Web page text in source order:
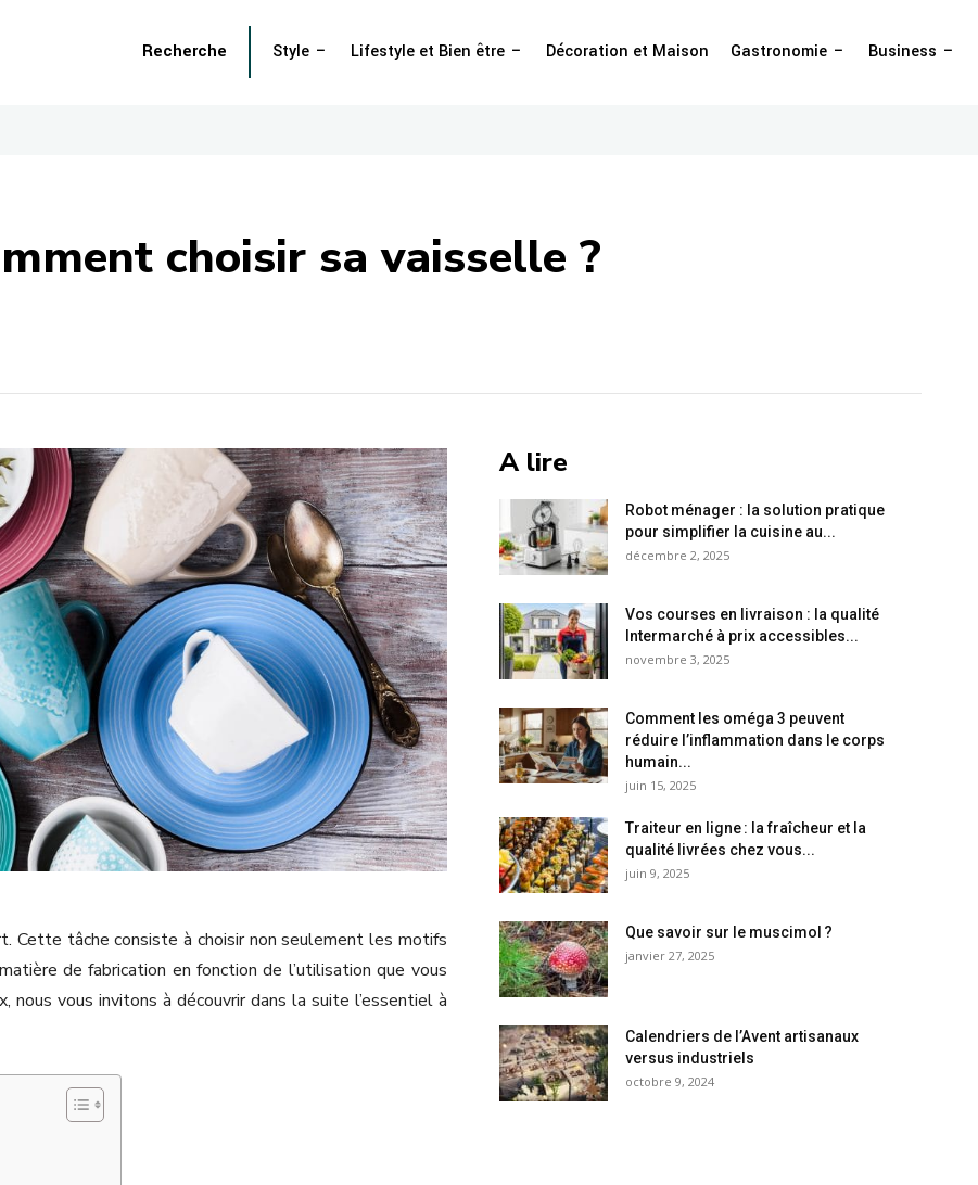
Style Lifestyle et Bien être Décoration et Maison Gastronomie Business
Recherche
choisir sa vaisselle ?
Cette tâche consiste à choisir non seulement les motifs
de fabrication en fonction de l’utilisation que vous
nous vous invitons à découvrir dans la suite l’essentiel à
A lire
Robot ménager : la solution pratique
pour simplifier la cuisine au...
décembre 2, 2025
Vos courses en livraison : la qualité
Intermarché à prix accessibles...
novembre 3, 2025
Comment les oméga 3 peuvent
réduire l’inflammation dans le corps
humain...
juin 15, 2025
Traiteur en ligne : la fraîcheur et la
qualité livrées chez vous...
juin 9, 2025
Que savoir sur le muscimol ?
janvier 27, 2025
Calendriers de l’Avent artisanaux
versus industriels
octobre 9, 2024